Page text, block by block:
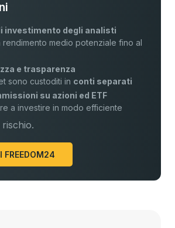
investimento degli analisti
rendimento medio potenziale fino al
e trasparenza
sono custoditi in conti separati
su azioni ed ETF
a investire in modo efficiente
FREEDOM24